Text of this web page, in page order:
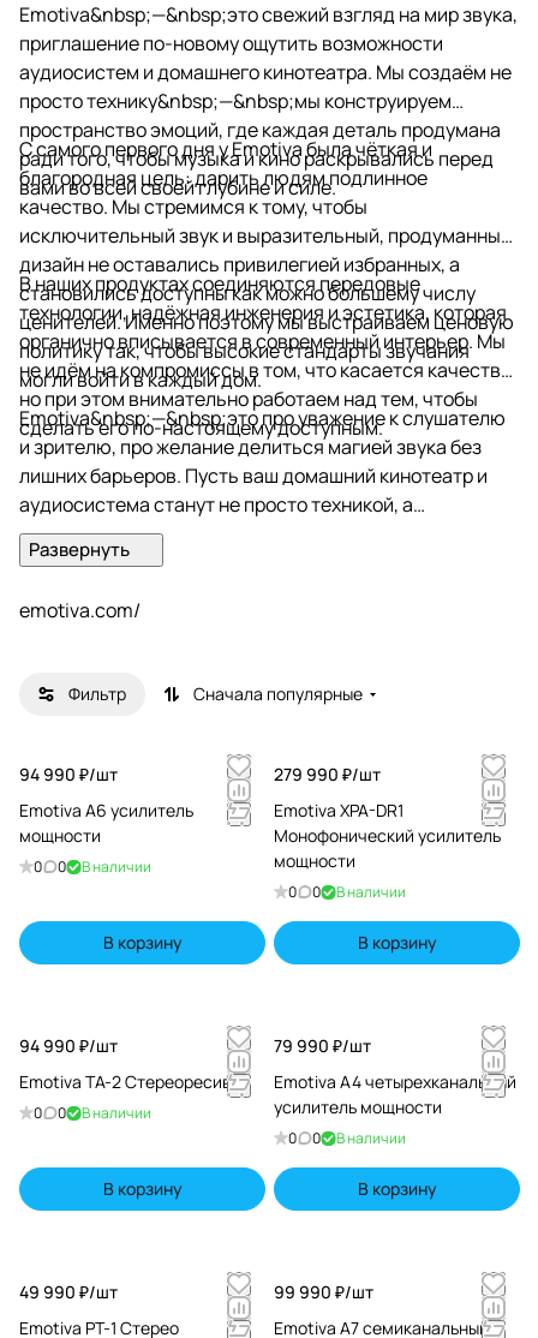
Emotiva&nbsp;—&nbsp;это свежий взгляд на мир звука,
приглашение по-новому ощутить возможности
аудиосистем и домашнего кинотеатра. Мы создаём не
просто технику&nbsp;—&nbsp;мы конструируем
пространство эмоций, где каждая деталь продумана
ради того, чтобы музыка и кино раскрывались перед
вами во всей своей глубине и силе.
С самого первого дня у Emotiva была чёткая и
благородная цель: дарить людям подлинное
качество. Мы стремимся к тому, чтобы
исключительный звук и выразительный, продуманный
дизайн не оставались привилегией избранных, а
становились доступны как можно большему числу
ценителей. Именно поэтому мы выстраиваем ценовую
политику так, чтобы высокие стандарты звучания
могли войти в каждый дом.
В наших продуктах соединяются передовые
технологии, надёжная инженерия и эстетика, которая
органично вписывается в современный интерьер. Мы
не идём на компромиссы в том, что касается качества,
но при этом внимательно работаем над тем, чтобы
сделать его по-настоящему доступным.
Emotiva&nbsp;—&nbsp;это про уважение к слушателю
и зрителю, про желание делиться магией звука без
лишних барьеров. Пусть ваш домашний кинотеатр и
аудиосистема станут не просто техникой, а
источником вдохновения и радости&nbsp;—&nbsp;мы
создаём всё именно для этого.
emotiva.com/
Фильтр Сначала популярные
94 990 ₽/шт
Emotiva A6 усилитель
мощности
0 0 В наличии
В корзину
279 990 ₽/шт
Emotiva XPA-DR1
Монофонический усилитель
мощности
0 0 В наличии
В корзину
94 990 ₽/шт
Emotiva TA-2 Стереоресивер
0 0 В наличии
В корзину
79 990 ₽/шт
Emotiva A4 четырехканальный
усилитель мощности
0 0 В наличии
В корзину
49 990 ₽/шт
Emotiva PT-1 Cтерео
99 990 ₽/шт
Emotiva A7 семиканальный